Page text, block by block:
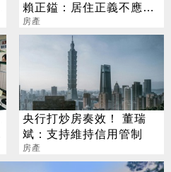
賴正鎰：居住正義不應以
打壓產業為代價
房產
央行打炒房奏效！ 董瑞
斌：支持維持信用管制
房產